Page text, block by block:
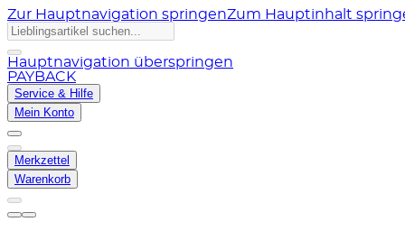
Zur Hauptnavigation springenZum Hauptinhalt
Hauptnavigation überspringen
PAYBACK
Service & Hilfe
Mein Konto
Merkzettel
Warenkorb